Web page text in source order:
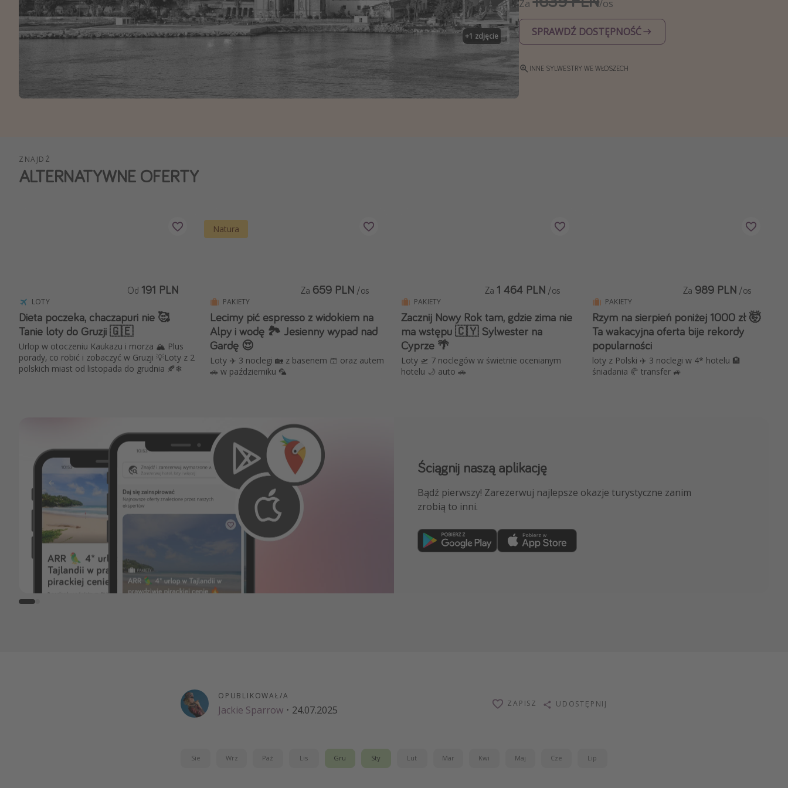
Wszystkie
+1 zdjęcie
Za /os
SPRAWDŹ DOSTĘPNOŚĆ
INNE SYLWESTRY WE WŁOSZECH
ZNAJDŹ
ALTERNATYWNE OFERTY
LOTY
Dieta poczeka, chaczapuri nie 🥰
Tanie loty do Gruzji 🇬🇪
Urlop w otoczeniu Kaukazu i morza 🏔️ Plus
porady, co robić i zobaczyć w Gruzji 💡Loty z 2
polskich miast od listopada do grudnia 🍂❄
Od 191 PLN
Natura
PAKIETY
Lecimy pić espresso z widokiem na
Alpy i wodę 🏞️ Jesienny wypad nad
Gardę 😍
Loty ✈️ 3 noclegi 🏡 z basenem 🩳 oraz autem
🚗 w październiku 🦜
Za 659 PLN /os
PAKIETY
Zacznij Nowy Rok tam, gdzie zima nie
ma wstępu 🇨🇾 Sylwester na
Cyprze 🌴
Loty 🛫 7 noclegów w świetnie ocenianym
hotelu 🌙 auto 🚗
Za 1 464 PLN /os
PAKIETY
Rzym na sierpień poniżej 1000 zł 🤯
Ta wakacyjna oferta bije rekordy
popularności
loty z Polski ✈️ 3 noclegi w 4* hotelu 🏨
śniadania 🥐 transfer 🚙
Za 989 PLN /os
Ściągnij naszą aplikację
Bądź pierwszy! Zarezerwuj najlepsze okazje turystyczne zanim
zrobią to inni.
Dołącz do naszego kanału na WhatsApp
NAJLEPSZE oferty podróżnicze, porady ekspertów i wiele więcej!
Dołącz teraz
OPUBLIKOWAŁ/A
Jackie Sparrow · 24.07.2025
ZAPISZ UDOSTĘPNIJ
Sie Wrz Paź Lis Gru Sty Lut Mar Kwi Maj Cze Lip